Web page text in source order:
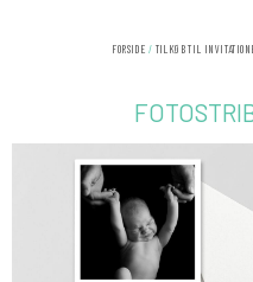
FORSIDE / TILKØB TIL